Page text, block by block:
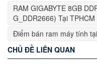
RAM GIGABYTE 8GB
G_DDR2666) Tại
Điểm bán ram máy tính
CHỦ ĐỀ LIÊN QUAN